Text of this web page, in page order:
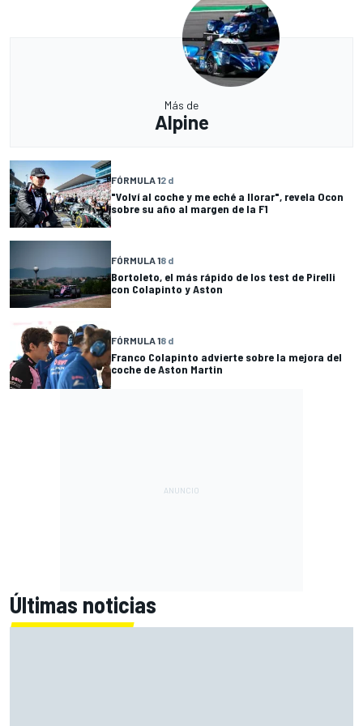
Más de
Alpine
FÓRMULA 12 d
"Volví al coche y me eché a llorar", revela Ocon
sobre su año al margen de la F1
FÓRMULA 18 d
Bortoleto, el más rápido de los test de Pirelli
con Colapinto y Aston
FÓRMULA 18 d
Franco Colapinto advierte sobre la mejora del
coche de Aston Martin
Últimas noticias